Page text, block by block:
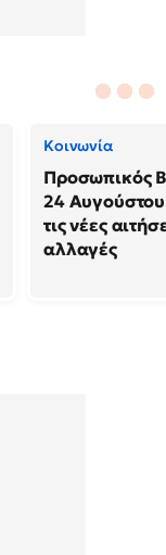
Κοινωνία
Προσωπικός
24
τις νέες
αλλαγές